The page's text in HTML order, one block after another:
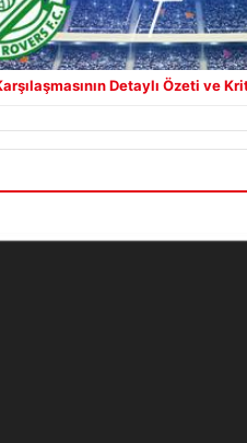
Detaylı Özeti ve